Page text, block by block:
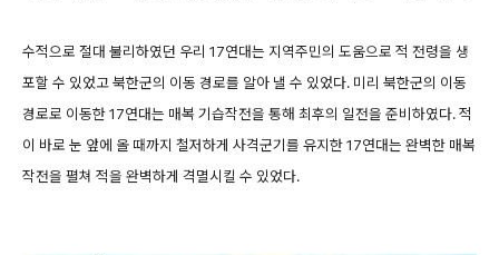
수적으로 절대 불리하였던 우리 17연대는 지역주민의 도움으로 적 전령을 생
포할 수 있었고 북한군의 이동 경로를 알아 낼 수 있었다. 미리 북한군의 이동
경로로 이동한 17연대는 매복 기습작전을 통해 최후의 일전을 준비하였다. 적
이 바로 눈 앞에 올 때까지 철저하게 사격군기를 유지한 17연대는 완벽한 매복
작전을 펼쳐 적을 완벽하게 격멸시킬 수 있었다.